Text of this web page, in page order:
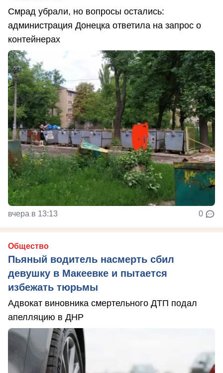
Смрад убрали, но вопросы остались:
администрация Донецка ответила на запрос о
контейнерах
вчера в 13:13 0
Общество
Пьяный водитель насмерть сбил
девушку в Макеевке и пытается
избежать тюрьмы
Адвокат виновника смертельного ДТП подал
апелляцию в ДНР